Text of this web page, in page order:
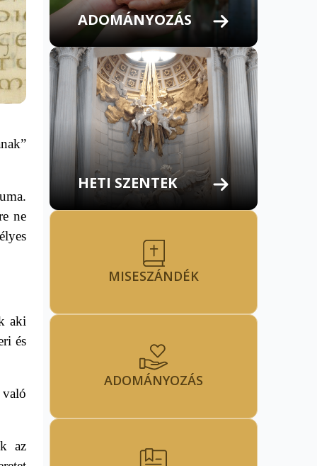
ne
aki
és
az
ADOMÁNYOZÁS
HETI SZENTEK
MISESZÁNDÉK
ADOMÁNYOZÁS